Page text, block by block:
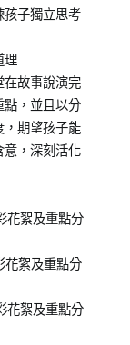
孩子獨立思考
理
在故事說演完
點，並且以分
，期望孩子能
意，深刻活化
花絮及重點分
絮及重點分
及重點分